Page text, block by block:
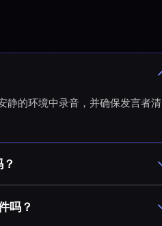
静的环境中录音，并确保发言者清
吗？